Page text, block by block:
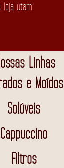
loja utam
Linhas
e Moídos
Solúveis
Cappuccino
Filtros